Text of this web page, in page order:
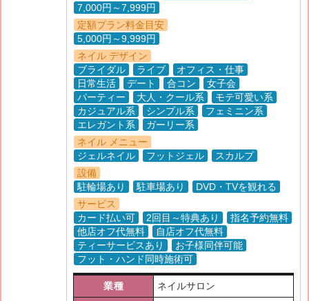
7,000円～7,999円
定額プラン料金目安
5,000円～9,999円
ネイル デザイン
ブライダル
ライブ
オフィス・仕事
日常生活
デート 合コン
女子会
パーティー
大人・クール系
モテ可愛い系
カジュアル系
シンプル系
フェミニン系
エレガント系
ガーリー系
ネイル メニュー
ジェルネイル
フットジェル
スカルプ
設備
駐輪場あり
駐車場あり
DVD・TVを観れる
サービス
カード払い可
2回目～特典あり
指名予約無料
他店オフ代無料
自店オフ代無料
ティーサービスあり
お子様同伴可能
フット・ハンド同時施術可
業種 ネイルサロン